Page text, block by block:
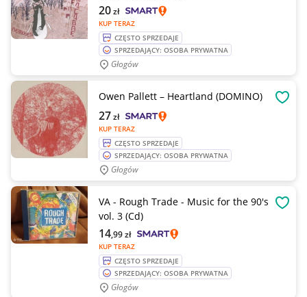
KUP TERAZ
20zł
CZĘSTO SPRZEDAJE
SPRZEDAJĄCY: OSOBA PRYWATNA
Głogów
Owen Pallett – Heartland (DOMINO)
KUP TERAZ
27zł
CZĘSTO SPRZEDAJE
SPRZEDAJĄCY: OSOBA PRYWATNA
Głogów
VA - Rough Trade - Music for the 90's
vol. 3 (Cd)
KUP TERAZ
14,99zł
CZĘSTO SPRZEDAJE
SPRZEDAJĄCY: OSOBA PRYWATNA
Głogów